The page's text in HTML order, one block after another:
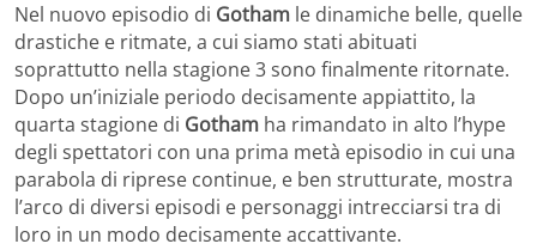
Nel nuovo episodio di Gotham le dinamiche belle, quelle
drastiche e ritmate, a cui siamo stati abituati
soprattutto nella stagione 3 sono finalmente ritornate.
Dopo un’iniziale periodo decisamente appiattito, la
quarta stagione di Gotham ha rimandato in alto l’hype
degli spettatori con una prima metà episodio in cui una
parabola di riprese continue, e ben strutturate, mostra
l’arco di diversi episodi e personaggi intrecciarsi tra di
loro in un modo decisamente accattivante.